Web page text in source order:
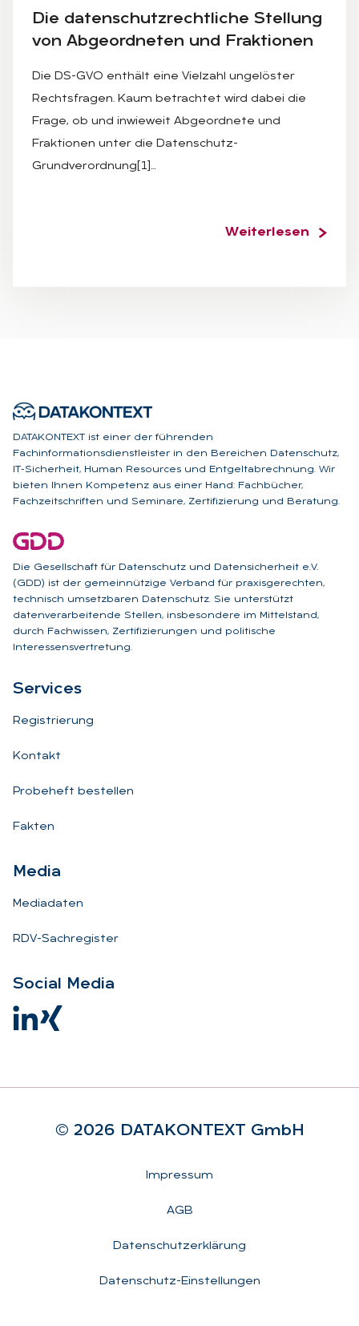
Die da­ten­schutz­recht­li­che Stel­lung
von Ab­ge­ord­ne­ten und Frak­tio­nen
Die DS-GVO enthält eine Vielzahl ungelöster
Rechtsfragen. Kaum betrachtet wird dabei die
Frage, ob und inwieweit Abgeordnete und
Fraktionen unter die Datenschutz-
Grundverordnung[1]…
Weiterlesen
DATAKONTEXT ist einer der führenden
Fachinformationsdienstleister in den Bereichen Datenschutz,
IT-Sicherheit, Human Resources und Entgeltabrechnung. Wir
bieten Ihnen Kompetenz aus einer Hand: Fachbücher,
Fachzeitschriften und Seminare, Zertifizierung und Beratung.
Die Gesellschaft für Datenschutz und Datensicherheit e.V.
(GDD) ist der gemeinnützige Verband für praxisgerechten,
technisch umsetzbaren Datenschutz. Sie unterstützt
datenverarbeitende Stellen, insbesondere im Mittelstand,
durch Fachwissen, Zertifizierungen und politische
Interessensvertretung.
Ser­vices
Registrierung
Kontakt
Probeheft bestellen
Fakten
Me­dia
Mediadaten
RDV-Sachregister
So­ci­al Me­dia
© 2026 DA­TA­KON­TEXT GmbH
Impressum
AGB
Datenschutzerklärung
Datenschutz-Einstellungen